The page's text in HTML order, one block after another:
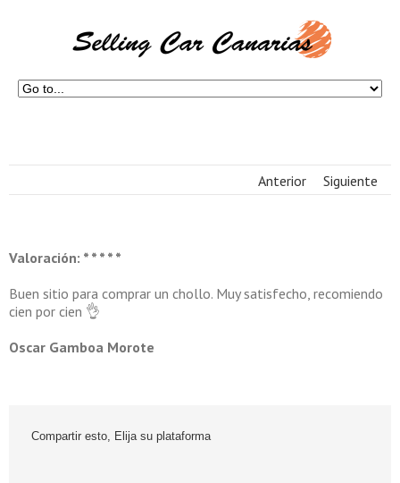
Anterior Siguiente
Valoración: * * * * *
Buen sitio para comprar un chollo. Muy satisfecho, recomiendo
cien por cien 👌
Oscar Gamboa Morote
Compartir esto, Elija su plataforma